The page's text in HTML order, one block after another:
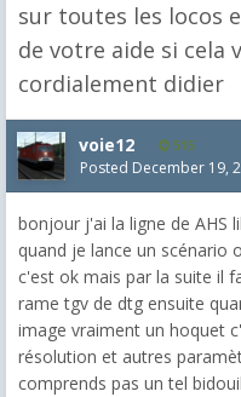
sur toutes les locos
de votre aide si cela
cordialement didier
voie12 515
Posted December 19,
bonjour j'ai la ligne de AHS
quand je lance un scénario
c'est ok mais par la suite il
rame tgv de dtg ensuite
image vraiment un hoquet
résolution et autres
comprends pas un tel